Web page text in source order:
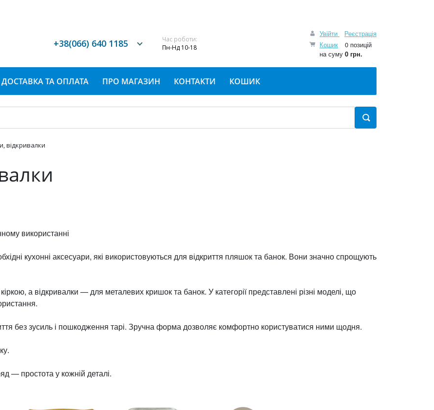
Увійти
Реєстрація
Кошик
0 позицій
на суму 0 грн.
+38(066) 640 1185
Час роботи:
Пн-Нд 10-18
ДОСТАВКА ТА ОПЛАТА ПРО МАГАЗИН КОНТАКТИ КОШИК
відкривалки
використанні
кухонні аксесуари, які використовуються для відкриття пляшок та банок. Вони значно спрощують
а відкривалки — для металевих кришок та банок. У категорії представлені різні моделі, що
без зусиль і пошкодження тарі. Зручна форма дозволяє комфортно користуватися ними щодня.
— простота у кожній деталі.